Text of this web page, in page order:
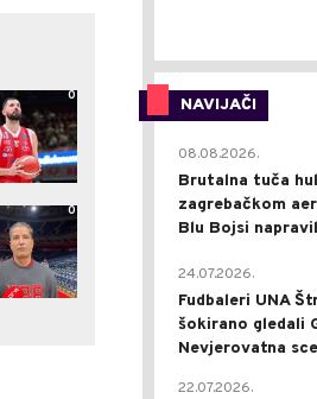
0
0
NAVIJAČI
08.08.2026.
Brutalna tuča
zagrebačkom
Blu Bojsi
24.07.2026.
Fudbaleri UNA
šokirano gledali
Nevjerovatna
22.07.2026.